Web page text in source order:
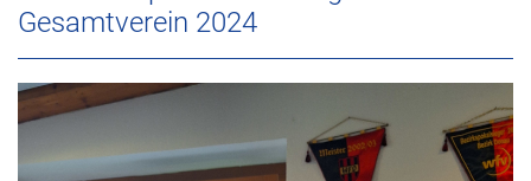
Gesamtverein 2024